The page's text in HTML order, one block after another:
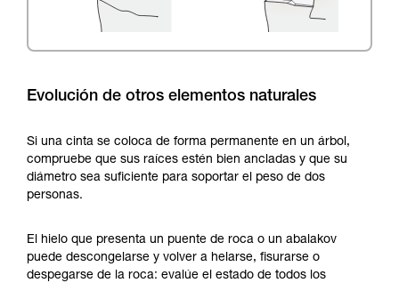
Evolución de otros elementos naturales
Si una cinta se coloca de forma permanente en un árbol,
compruebe que sus raíces estén bien ancladas y que su
diámetro sea suficiente para soportar el peso de dos
personas.
El hielo que presenta un puente de roca o un abalakov
puede descongelarse y volver a helarse, fisurarse o
despegarse de la roca: evalúe el estado de todos los